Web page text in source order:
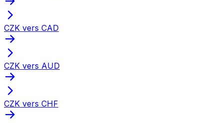
CZK vers CAD
CZK vers AUD
CZK vers CHF